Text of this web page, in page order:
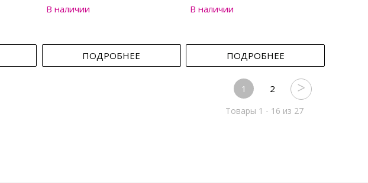
В наличии
ПОДРОБНЕЕ
В наличии
ПОДРОБНЕЕ
1 2
Товары 1 - 16 из 27